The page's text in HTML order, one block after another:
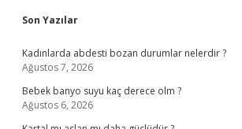
Sidebar
Son Yazılar
Kadınlarda abdesti bozan durumlar nelerdir ?
Ağustos 7, 2026
Bebek banyo suyu kaç derece olm ?
Ağustos 6, 2026